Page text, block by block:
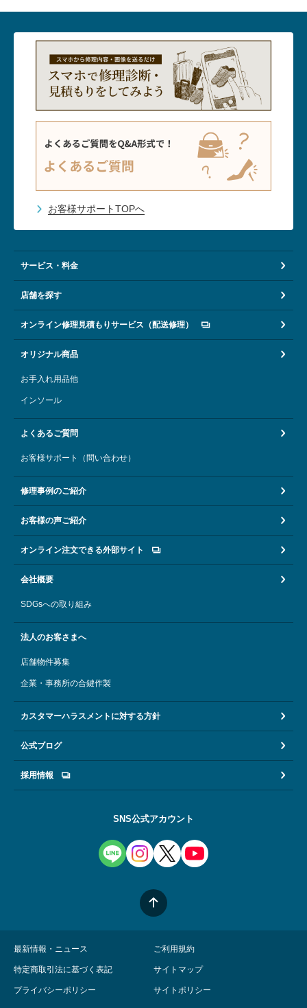
お客様サポートTOPへ
サービス・料金
店舗を探す
オンライン修理見積もりサービス（配送修理）
オリジナル商品
お手入れ用品他
インソール
よくあるご質問
お客様サポート（問い合わせ）
修理事例のご紹介
お客様の声ご紹介
オンライン注文できる外部サイト
会社概要
SDGsへの取り組み
法人のお客さまへ
店舗物件募集
企業・事務所の合鍵作製
カスタマーハラスメントに対する方針
公式ブログ
採用情報
SNS公式アカウント
最新情報・ニュース ご利用規約
特定商取引法に基づく表記 サイトマップ
プライバシーポリシー サイトポリシー